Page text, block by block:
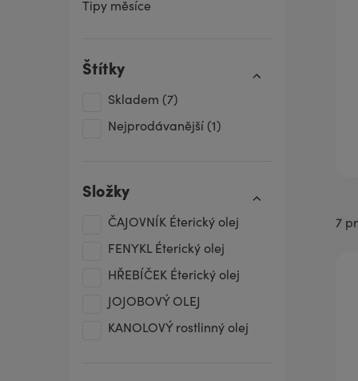
7
Tipy měsíce
Štítky
(7)
Skladem
(1)
Nejprodávanější
Složky
ČAJOVNÍK Éterický olej
FENYKL Éterický olej
HŘEBÍČEK Éterický olej
JOJOBOVÝ OLEJ
KANOLOVÝ rostlinný olej